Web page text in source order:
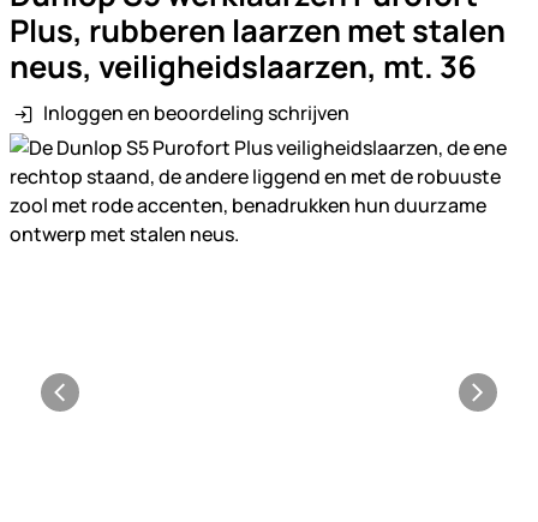
Plus, rubberen laarzen met stalen
neus, veiligheidslaarzen, mt. 36
Inloggen en beoordeling schrijven
Productgalerij